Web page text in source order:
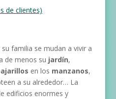
de clientes)
familia se mudan a vivir a
de menos su jardín,
en los manzanos,
a su alrededor… La
edificios enormes y